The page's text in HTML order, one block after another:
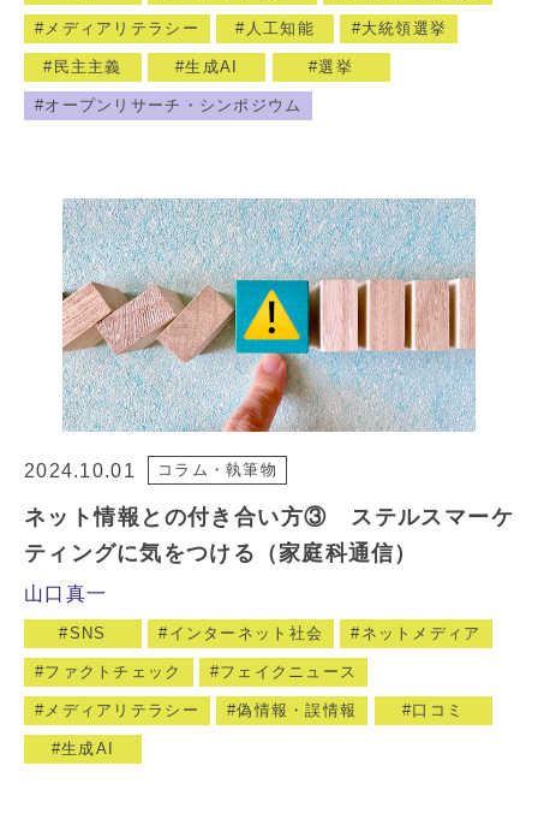
メディアリテラシー 人工知能 大統領選挙
民主主義 生成AI 選挙
オープンリサーチ・シンポジウム
2024.10.01 コラム・執筆物
ネット情報との付き合い方③ ステルスマーケ
ティングに気をつける（家庭科通信）
山口真一
SNS インターネット社会 ネットメディア
ファクトチェック フェイクニュース
メディアリテラシー 偽情報・誤情報 口コミ
生成AI